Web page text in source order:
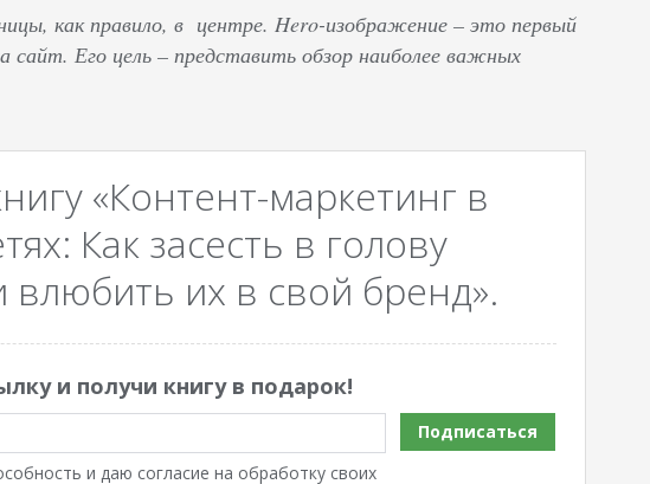
как правило, в центре. Hero-изображение – это первый
Его цель – представить обзор наиболее важных
«Контент-маркетинг в
Как засесть в голову
влюбить их в свой бренд».
и получи книгу в подарок!
и даю согласие на обработку своих
Подписаться